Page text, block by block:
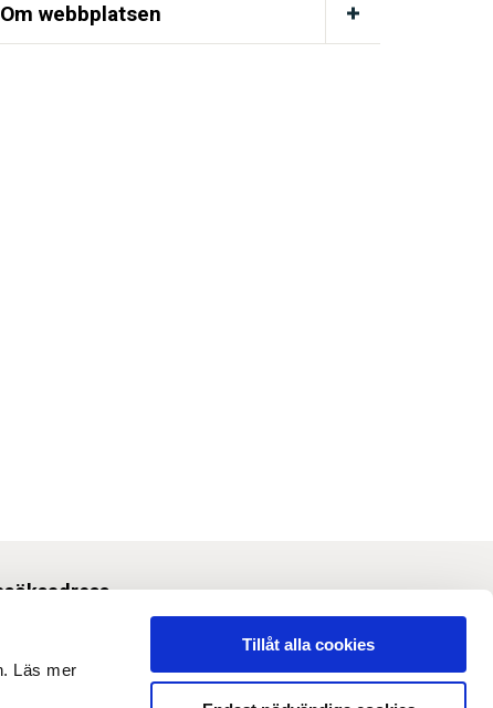
Läs mer
Tillåt alla cookies
Om webbplatsen
Svetsarvägen 10, Solna